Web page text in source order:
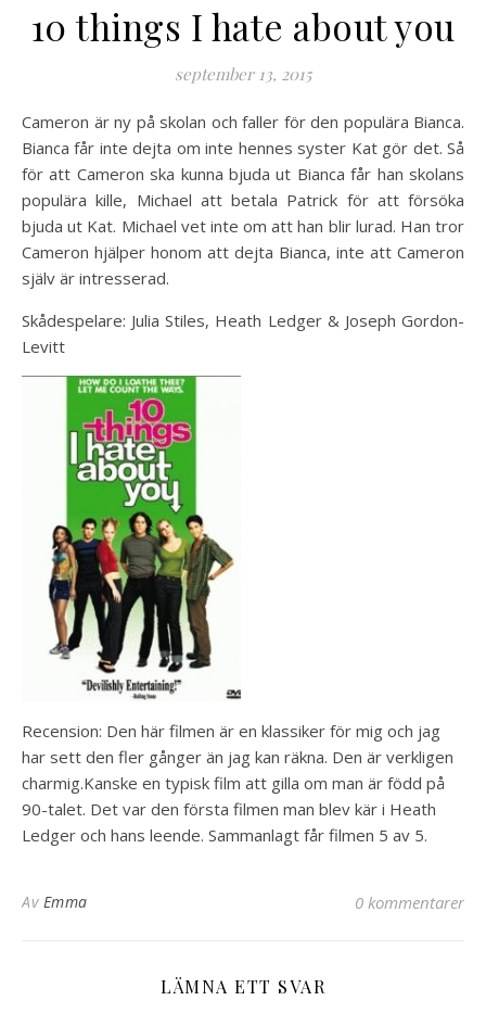
10 things I hate about you
september 13, 2015
Cameron är ny på skolan och faller för den populära Bianca.
Bianca får inte dejta om inte hennes syster Kat gör det. Så
för att Cameron ska kunna bjuda ut Bianca får han skolans
populära kille, Michael att betala Patrick för att försöka
bjuda ut Kat. Michael vet inte om att han blir lurad. Han tror
Cameron hjälper honom att dejta Bianca, inte att Cameron
själv är intresserad.
Skådespelare: Julia Stiles, Heath Ledger & Joseph Gordon-
Levitt
Recension: Den här filmen är en klassiker för mig och jag
har sett den fler gånger än jag kan räkna. Den är verkligen
charmig.Kanske en typisk film att gilla om man är född på
90-talet. Det var den första filmen man blev kär i Heath
Ledger och hans leende. Sammanlagt får filmen 5 av 5.
Av Emma 0 kommentarer
LÄMNA ETT SVAR